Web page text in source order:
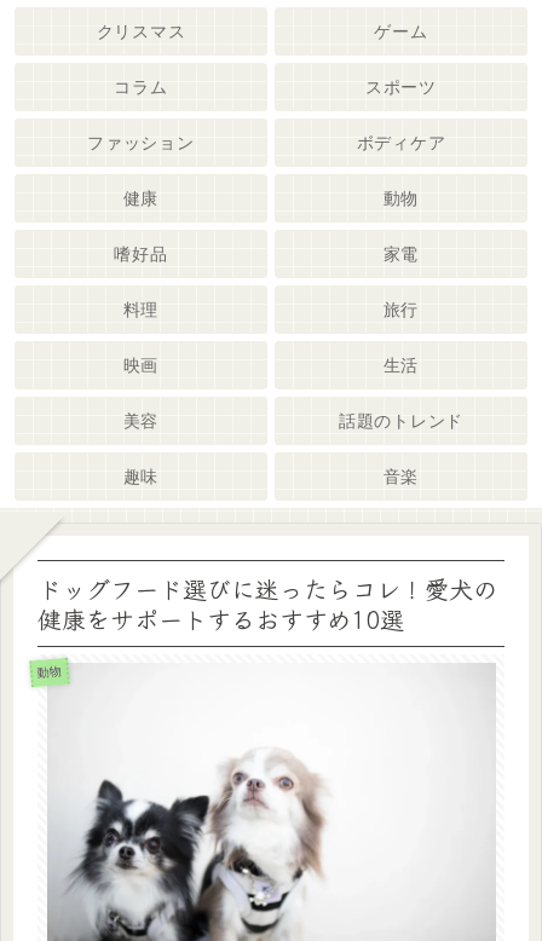
クリスマス ゲーム
コラム スポーツ
ファッション ボディケア
健康 動物
嗜好品 家電
料理 旅行
映画 生活
美容 話題のトレンド
趣味 音楽
ドッグフード選びに迷ったらコレ！愛犬の
健康をサポートするおすすめ10選
動物